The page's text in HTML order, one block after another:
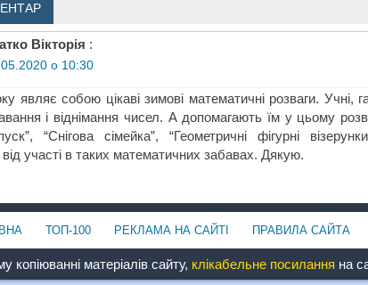
Вікторія :
о 10:30
являє собою цікаві зимові математичні розваги.
і віднімання чисел. А допомагають їм у цьому
“Снігова сімейка”, “Геометричні фігурні
участі в таких математичних забавах. Дякую.
ТОП-100 РЕКЛАМА НА САЙТІ ПРАВИЛА САЙТА
матеріалів сайту, клікабельне посилання на